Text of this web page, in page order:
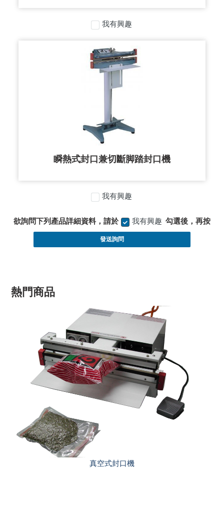
我有興趣
瞬熱式封口兼切斷脚踏封口機
我有興趣
欲詢問下列產品詳細資料，請於 我有興趣 勾選後，再按
發送詢問
熱門商品
瞬熱式半自動手